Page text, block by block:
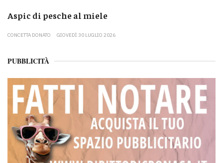
Aspic di pesche al miele
CONCETTA DONATO GIOVEDÌ 30 LUGLIO 2026
PUBBLICITÀ